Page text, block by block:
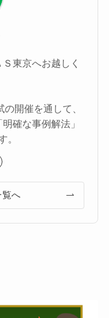
東京へお越しく
開催を通して、
確な事例解法」
。
覧へ